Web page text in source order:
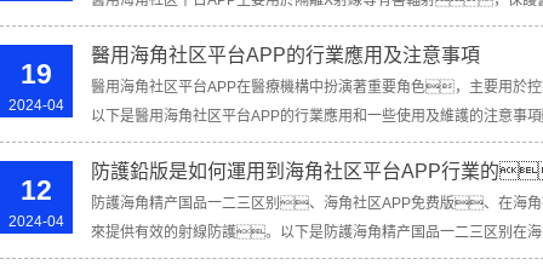
品一二三区别或其他...
19
2024-04
醫用海角社区平台APP的行業應用及注意事項
醫用海角社区平台APP在醫療機構中扮演著重要角色，主要用
以下是醫用海角社区平台APP的行業應用和一些使用及維護的注意
用：1....
12
2024-04
防護鉛版是如何運用到海角社区平台APP行業的
防護海角精产国品一二三区别、海角社区APP免费版、在海角
來提供有效的射線防護。以下是防護海角精产国品一二三区别
角精产国品一二三区别作為核心防護材料，被廣泛用於製...